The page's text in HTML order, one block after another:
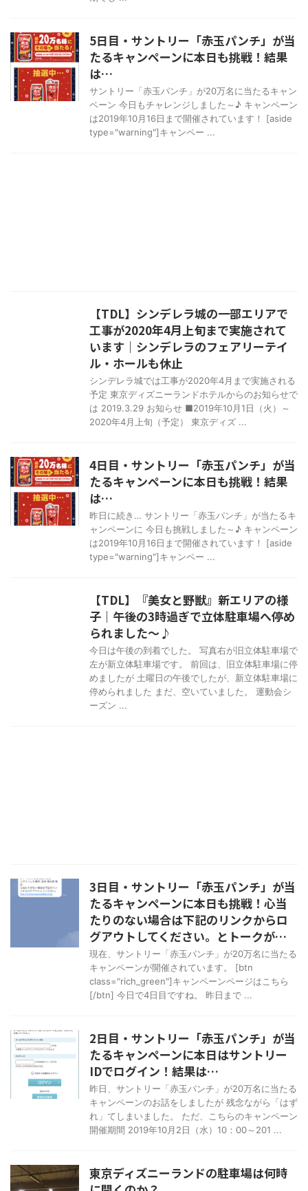
5日目・サントリー「赤玉パンチ」が当
たるキャンペーンに本日も挑戦！結果
は…
サントリー「赤玉パンチ」が20万名に当たるキャン
ペーン 今日もチャレンジしました～♪ キャンペーン
は2019年10月16日まで開催されています！ [aside
type="warning"]キャンペー ...
【TDL】シンデレラ城の一部エリアで
工事が2020年4月上旬まで実施されて
います｜シンデレラのフェアリーテイ
ル・ホールも休止
シンデレラ城では工事が2020年4月まで実施される
予定 東京ディズニーランドホテルからのお知らせで
は 2019.3.29 お知らせ ■2019年10月1日（火）～
2020年4月上旬（予定） 東京ディズ ...
4日目・サントリー「赤玉パンチ」が当
たるキャンペーンに本日も挑戦！結果
は…
昨日に続き… サントリー「赤玉パンチ」が当たるキ
ャンペーンに 今日も挑戦しました～♪ キャンペーン
は2019年10月16日まで開催されています！ [aside
type="warning"]キャンペー ...
【TDL】『美女と野獣』新エリアの様
子｜午後の3時過ぎで立体駐車場へ停め
られました～♪
今日は午後の到着でした。 写真右が旧立体駐車場で
左が新立体駐車場です。 前回は、旧立体駐車場に停
めましたが 土曜日の午後でしたが、新立体駐車場に
停められました まだ、空いていました。 運動会シ
ーズン ...
3日目・サントリー「赤玉パンチ」が当
たるキャンペーンに本日も挑戦！心当
たりのない場合は下記のリンクからロ
グアウトしてください。とトークが…
現在、サントリー「赤玉パンチ」が20万名に当たる
キャンペーンが開催されています。 [btn
class="rich_green"]キャンペーンページはこちら
[/btn] 今日で4日目ですね。 昨日まで ...
2日目・サントリー「赤玉パンチ」が当
たるキャンペーンに本日はサントリー
IDでログイン！結果は…
昨日、サントリー「赤玉パンチ」が20万名に当たる
キャンペーンのお話をしましたが 残念ながら「はず
れ」てしまいました。 ただ、こちらのキャンペーン
開催期間 2019年10月2日（水）10：00～201 ...
東京ディズニーランドの駐車場は何時